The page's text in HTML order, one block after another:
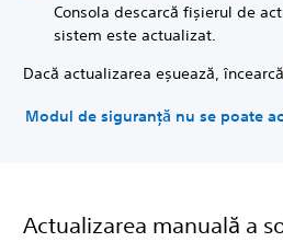
Consola descarcă fișierul de
sistem este actualizat.
Dacă actualizarea eșuează, încearcă
Modul de siguranță nu se poate
Actualizarea manuală a